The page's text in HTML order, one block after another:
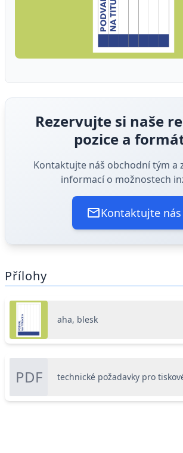
Rezervujte si naše
pozice a
Kontaktujte náš obchodní tým a
informací o možnostech
Kontaktujte nás
Přílohy
aha, blesk
PDF technické požadavky pro